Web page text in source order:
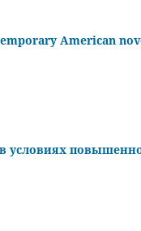
American